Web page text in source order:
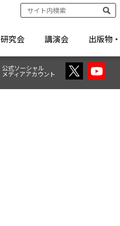
研究会 講演会 出版物・
公式ソーシャル
メディアアカウント